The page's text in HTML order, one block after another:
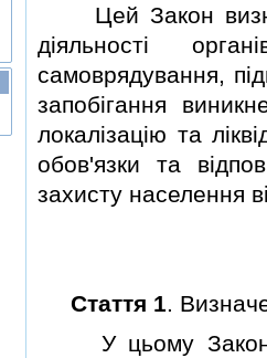
Цей Закон
дiяльностi
самоврядування,
запобiгання
локалiзацiю та
обов'язки та
захисту населення
Стаття 1.
У цьому Законi